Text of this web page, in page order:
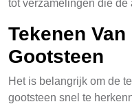
tot verzamelingen die de
Tekenen
Gootsteen
Het is belangrijk om de
gootsteen snel te